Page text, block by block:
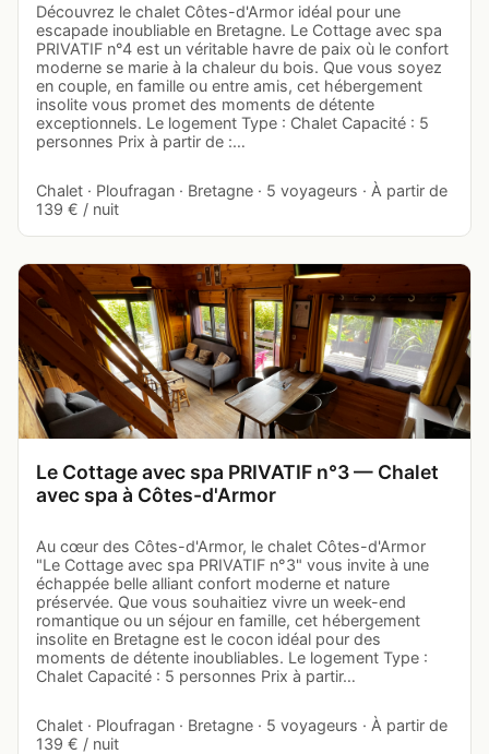
Découvrez le chalet Côtes-d'Armor idéal pour une
escapade inoubliable en Bretagne. Le Cottage avec spa
PRIVATIF n°4 est un véritable havre de paix où le confort
moderne se marie à la chaleur du bois. Que vous soyez
en couple, en famille ou entre amis, cet hébergement
insolite vous promet des moments de détente
exceptionnels. Le logement Type : Chalet Capacité : 5
personnes Prix à partir de :…
Chalet · Ploufragan · Bretagne · 5 voyageurs · À partir de
139 € / nuit
Le Cottage avec spa PRIVATIF n°3 — Chalet
avec spa à Côtes-d'Armor
Au cœur des Côtes-d'Armor, le chalet Côtes-d'Armor
"Le Cottage avec spa PRIVATIF n°3" vous invite à une
échappée belle alliant confort moderne et nature
préservée. Que vous souhaitiez vivre un week-end
romantique ou un séjour en famille, cet hébergement
insolite en Bretagne est le cocon idéal pour des
moments de détente inoubliables. Le logement Type :
Chalet Capacité : 5 personnes Prix à partir…
Chalet · Ploufragan · Bretagne · 5 voyageurs · À partir de
139 € / nuit